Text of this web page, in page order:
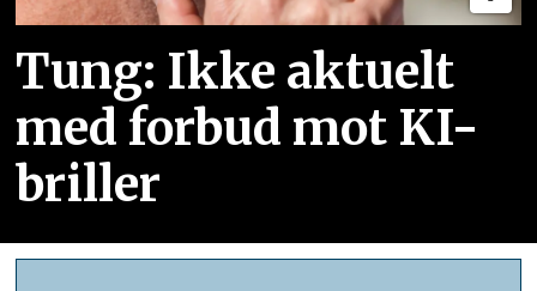
Tung: Ikke aktuelt
med forbud mot KI-
briller